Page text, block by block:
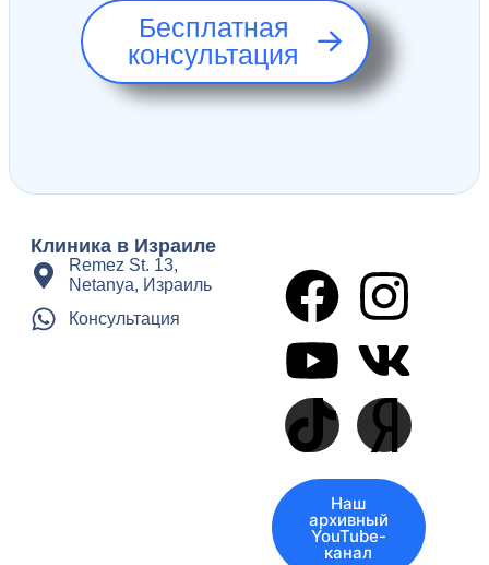
Бесплатная
консультация
Клиника в Израиле
Remez St. 13,
Netanya, Израиль
Консультация
Наш
архивный
YouTube-
канал